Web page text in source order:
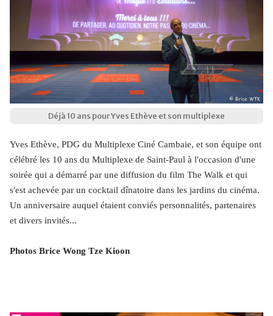
Déjà 10 ans pour Yves Ethève et son multiplexe
Yves Ethève, ​PDG du Multiplexe Ciné Cambaie, ​et son équipe ont
célébré les 10 ans du Multiplexe de Saint-Paul à l'occasion d'une
soirée qui a démarré par une diffusion du film The Walk et qui
s'est achevée par un cocktail dînatoire dans les jardins du cinéma.
Un anniversaire auquel étaient conviés personnalités, partenaires
et divers invités...
Photos Brice Wong Tze Kioon